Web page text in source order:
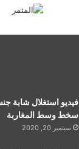
فيديو استغلال شابة
سخط وسط المغاربة
سبتمبر 20, 2020